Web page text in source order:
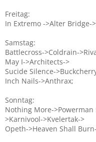
Freitag:
In Extremo ->Alter Bridge-
Samstag:
Battlecross->Coldrain-
May I->Architects->
Sucide Silence-
Inch Nails->Anthrax;
Sonntag:
Nothing More->Powerman
>Karnivool->Kvelertak->
Opeth->Heaven Shall